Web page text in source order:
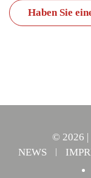
Haben Sie
© 2026
NEWS